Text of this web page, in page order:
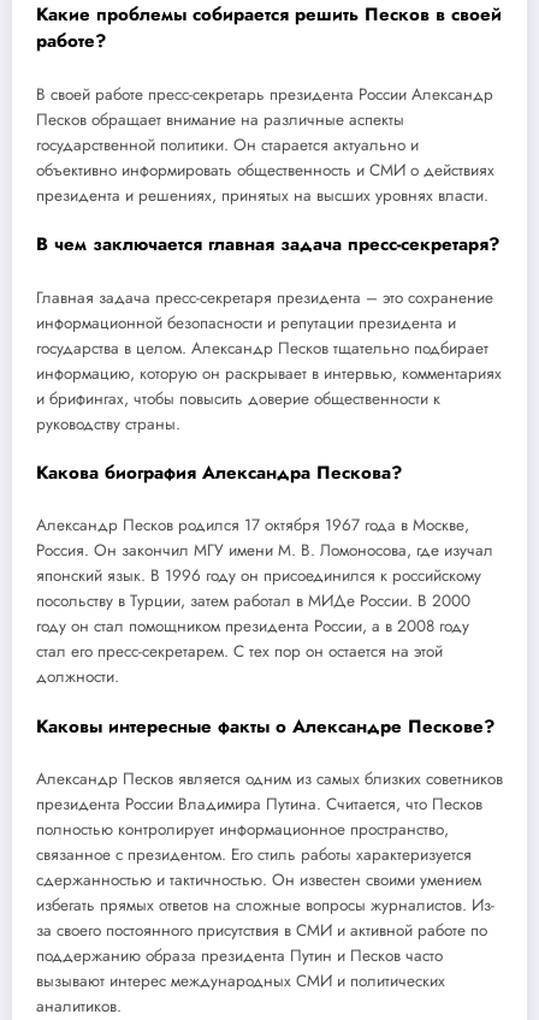
Какие проблемы собирается решить Песков в своей
работе?
В своей работе пресс-секретарь президента России Александр
Песков обращает внимание на различные аспекты
государственной политики. Он старается актуально и
объективно информировать общественность и СМИ о действиях
президента и решениях, принятых на высших уровнях власти.
В чем заключается главная задача пресс-секретаря?
Главная задача пресс-секретаря президента – это сохранение
информационной безопасности и репутации президента и
государства в целом. Александр Песков тщательно подбирает
информацию, которую он раскрывает в интервью, комментариях
и брифингах, чтобы повысить доверие общественности к
руководству страны.
Какова биография Александра Пескова?
Александр Песков родился 17 октября 1967 года в Москве,
Россия. Он закончил МГУ имени М. В. Ломоносова, где изучал
японский язык. В 1996 году он присоединился к российскому
посольству в Турции, затем работал в МИДе России. В 2000
году он стал помощником президента России, а в 2008 году
стал его пресс-секретарем. С тех пор он остается на этой
должности.
Каковы интересные факты о Александре Пескове?
Александр Песков является одним из самых близких советников
президента России Владимира Путина. Считается, что Песков
полностью контролирует информационное пространство,
связанное с президентом. Его стиль работы характеризуется
сдержанностью и тактичностью. Он известен своими умением
избегать прямых ответов на сложные вопросы журналистов. Из-
за своего постоянного присутствия в СМИ и активной работе по
поддержанию образа президента Путин и Песков часто
вызывают интерес международных СМИ и политических
аналитиков.